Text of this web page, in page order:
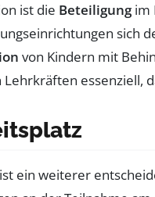
ist die Beteiligungim
sich
von Kindern mit
ein weiterer